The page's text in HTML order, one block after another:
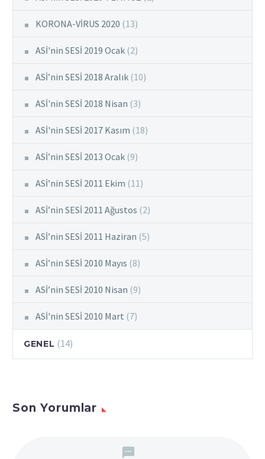
KORONA-VİRUS 2020 (13)
ASİ'nin SESİ 2019 Ocak (2)
ASİ’nin SESİ 2018 Aralık (10)
ASİ'nin SESİ 2018 Nisan (3)
ASİ'nin SESİ 2017 Kasım (18)
ASİ’nin SESİ 2013 Ocak (9)
ASİ’nin SESİ 2011 Ekim (11)
ASİ’nin SESİ 2011 Ağustos (2)
ASİ’nin SESİ 2011 Haziran (5)
ASİ’nin SESİ 2010 Mayıs (8)
ASİ’nin SESİ 2010 Nisan (9)
ASİ'nin SESİ 2010 Mart (7)
GENEL (14)
Son Yorumlar